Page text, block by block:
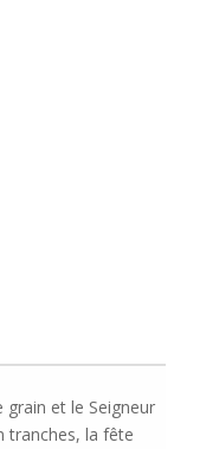
grain et le Seigneur
tranches, la fête